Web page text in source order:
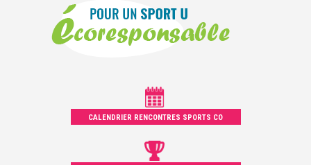
CALENDRIER RENCONTRES SPORTS CO